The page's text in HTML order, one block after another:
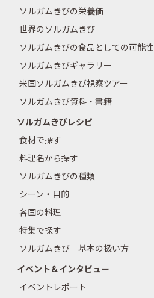
ソルガムきびの栄養価
世界のソルガムきび
ソルガムきびの食品としての可能性
ソルガムきびギャラリー
米国ソルガムきび視察ツアー
ソルガムきび資料・書籍
ソルガムきびレシピ
食材で探す
料理名から探す
ソルガムきびの種類
シーン・目的
各国の料理
特集で探す
ソルガムきび 基本の扱い方
イベント＆インタビュー
イベントレポート